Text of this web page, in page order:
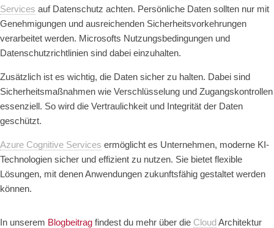
Services auf Datenschutz achten. Persönliche Daten sollten nur mit
Genehmigungen und ausreichenden Sicherheitsvorkehrungen
verarbeitet werden. Microsofts Nutzungsbedingungen und
Datenschutzrichtlinien sind dabei einzuhalten.
Zusätzlich ist es wichtig, die Daten sicher zu halten. Dabei sind
Sicherheitsmaßnahmen wie Verschlüsselung und Zugangskontrollen
essenziell. So wird die Vertraulichkeit und Integrität der Daten
geschützt.
Azure Cognitive Services ermöglicht es Unternehmen, moderne KI-
Technologien sicher und effizient zu nutzen. Sie bietet flexible
Lösungen, mit denen Anwendungen zukunftsfähig gestaltet werden
können.
In unserem Blogbeitrag findest du mehr über die CloudArchitektur